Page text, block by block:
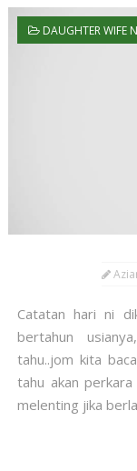
DAUGHTER WIFE
Catatan hari ni
bertahun
tahu..jom kita
tahu akan
melenting jika